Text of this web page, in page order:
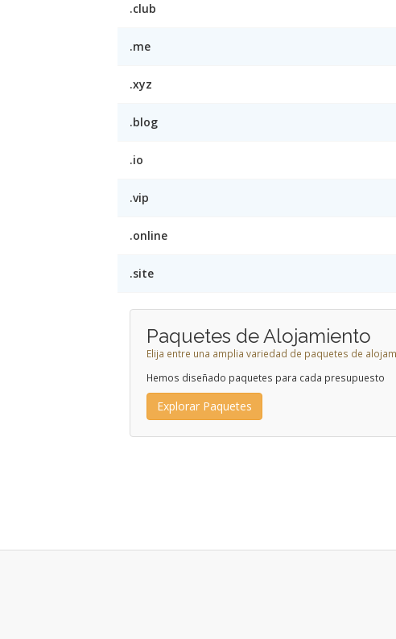
.club
.me
.xyz
.blog
.io
.vip
.online
.site
Paquetes de Alojamiento
Elija entre una amplia variedad de paquetes de
Hemos diseñado paquetes para cada presupuesto
Explorar Paquetes